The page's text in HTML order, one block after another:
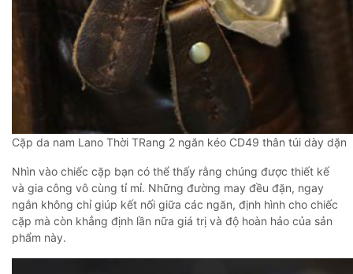
Cặp da nam Lano Thời TRang 2 ngăn kéo CD49 thân túi dày dặn
Nhìn vào chiếc cặp bạn có thể thấy rằng chúng được thiết kế
và gia công vô cùng tỉ mỉ. Những đường may đều đặn, ngay
ngắn không chỉ giúp kết nối giữa các ngăn, định hình cho chiếc
cặp mà còn khẳng định lần nữa giá trị và độ hoàn hảo của sản
phẩm này.